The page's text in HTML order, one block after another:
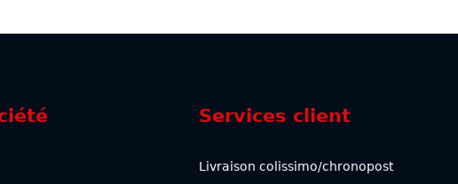
plusieurs
peuvent
choisies
Services client
Livraison colissimo/chronopost